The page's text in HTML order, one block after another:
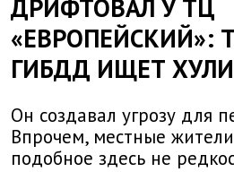
ДРИФТОВАЛ У ТЦ
«ЕВРОПЕЙСКИЙ»:
ГИБДД ИЩЕТ
Он создавал угрозу для
Впрочем, местные жители
подобное здесь не